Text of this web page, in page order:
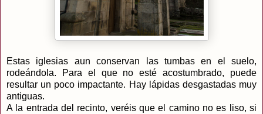
Estas iglesias aun conservan las tumbas en el suelo,
rodeándola. Para el que no esté acostumbrado, puede
resultar un poco impactante. Hay lápidas desgastadas muy
antiguas.
A la entrada del recinto, veréis que el camino no es liso, si